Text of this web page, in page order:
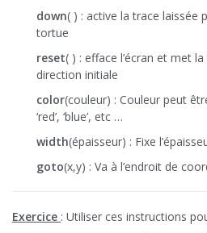
down( ) : active la trace laissée
tortue
reset( ) : efface l’écran et met
direction initiale
color(couleur) : Couleur peut
‘red’, ‘blue’, etc …
width(épaisseur) : Fixe
goto(x,y) : Va à l’endroit de
Exercice : Utiliser ces instructions